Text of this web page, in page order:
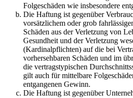
Folgeschäden wie insbesondere
Die Haftung ist gegenüber
vorsätzlichem oder grob
Schäden aus der Verletzung von
Gesundheit und der Verletzung
(Kardinalpflichten) auf die bei
vorhersehbaren Schäden und im
die vertragstypischen
gilt auch für mittelbare
entgangenen Gewinn.
Die Haftung ist gegenüber